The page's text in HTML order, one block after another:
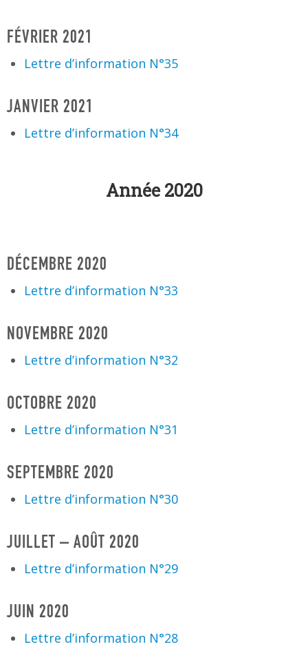
FÉVRIER 2021
Lettre d’information N°35
JANVIER 2021
Lettre d’information N°34
Année 2020
DÉCEMBRE 2020
Lettre d’information N°33
NOVEMBRE 2020
Lettre d’information N°32
OCTOBRE 2020
Lettre d’information N°31
SEPTEMBRE 2020
Lettre d’information N°30
JUILLET – AOÛT 2020
Lettre d’information N°29
JUIN 2020
Lettre d’information N°28